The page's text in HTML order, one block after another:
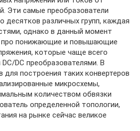
Эти самые преобразователи
десятков различных групп, каждая
однако в данный момент
про понижающие и повышающие
которые чаще всего
DC преобразователями. В
для построения таких конвертеров
микросхемы,
количеством обвязки
определенной топологии,
на рынке сейчас великое